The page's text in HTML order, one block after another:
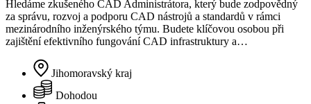
Hledáme zkušeného CAD Administrátora, který bude zodpovědný
za správu, rozvoj a podporu CAD nástrojů a standardů v rámci
mezinárodního inženýrského týmu. Budete klíčovou osobou při
zajištění efektivního fungování CAD infrastruktury a…
Jihomoravský kraj
Dohodou